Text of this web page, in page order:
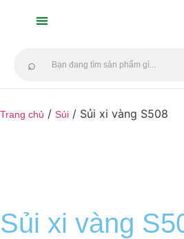
⌕
Trang chủ / Sủi / Sủi xi vàng S508
Sủi xi vàng